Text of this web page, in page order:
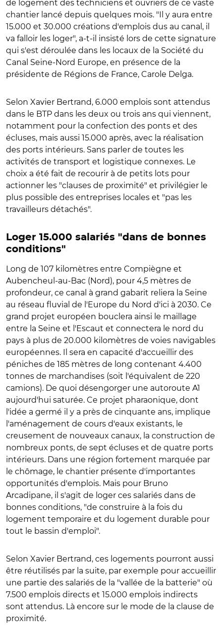
de logement des techniciens et ouvriers de ce vaste
chantier lancé depuis quelques mois. "Il y aura entre
15.000 et 30.000 créations d'emplois dus au canal, il
va falloir les loger", a-t-il insisté lors de cette signature
qui s'est déroulée dans les locaux de la Société du
Canal Seine-Nord Europe, en présence de la
présidente de Régions de France, Carole Delga.
Selon Xavier Bertrand, 6.000 emplois sont attendus
dans le BTP dans les deux ou trois ans qui viennent,
notamment pour la confection des ponts et des
écluses, mais aussi 15.000 après, avec la réalisation
des ports intérieurs. Sans parler de toutes les
activités de transport et logistique connexes. Le
choix a été fait de recourir à de petits lots pour
actionner les "clauses de proximité" et privilégier le
plus possible des entreprises locales et "pas les
travailleurs détachés".
Loger 15.000 salariés "dans de bonnes
conditions"
Long de 107 kilomètres entre Compiègne et
Aubencheul-au-Bac (Nord), pour 4,5 mètres de
profondeur, ce canal à grand gabarit reliera la Seine
au réseau fluvial de l'Europe du Nord d'ici à 2030. Ce
grand projet européen bouclera ainsi le maillage
entre la Seine et l'Escaut et connectera le nord du
pays à plus de 20.000 kilomètres de voies navigables
européennes. Il sera en capacité d'accueillir des
péniches de 185 mètres de long contenant 4.400
tonnes de marchandises (soit l'équivalent de 220
camions). De quoi désengorger une autoroute A1
aujourd'hui saturée. Ce projet pharaonique, dont
l'idée a germé il y a près de cinquante ans, implique
l'aménagement de cours d'eaux existants, le
creusement de nouveaux canaux, la construction de
nombreux ponts, de sept écluses et de quatre ports
intérieurs. Dans une région fortement marquée par
le chômage, le chantier présente d'importantes
opportunités d'emplois. Mais pour Bruno
Arcadipane, il s'agit de loger ces salariés dans de
bonnes conditions, "de construire à la fois du
logement temporaire et du logement durable pour
tout le bassin d'emploi".
Selon Xavier Bertrand, ces logements pourront aussi
être réutilisés par la suite, par exemple pour accueillir
une partie des salariés de la "vallée de la batterie" où
7.500 emplois directs et 15.000 emplois indirects
sont attendus. Là encore sur le mode de la clause de
proximité.